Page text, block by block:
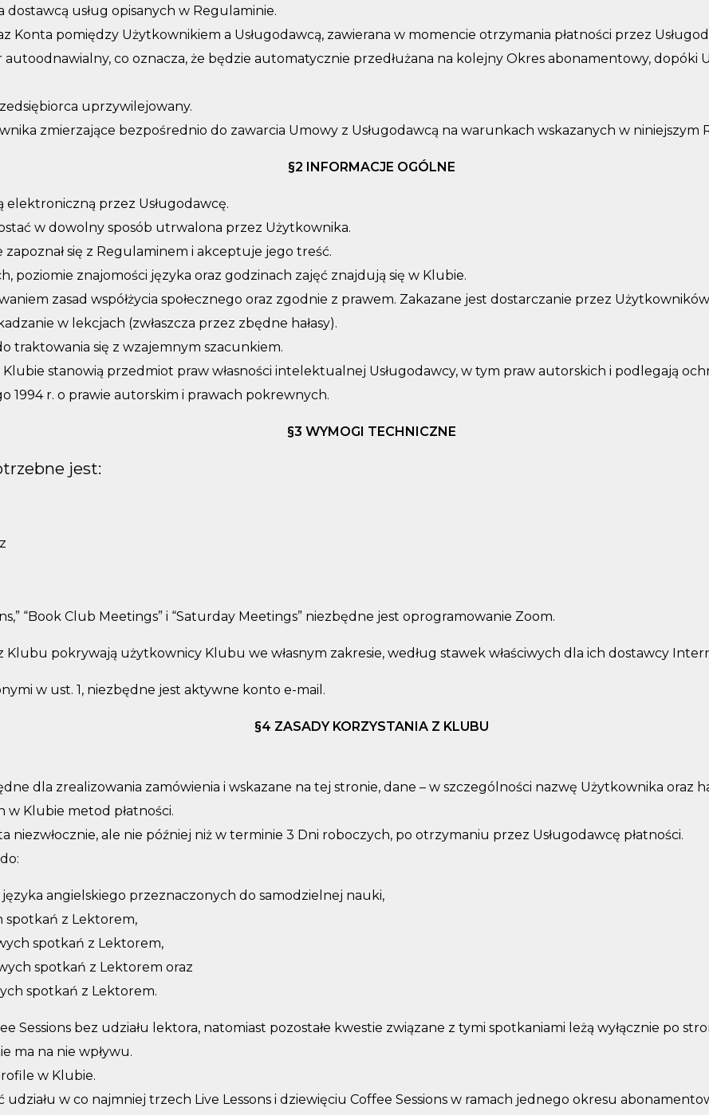
usług opisanych w Regulaminie.
Konta pomiędzy Użytkownikiem a Usługodawcą, zawierana w momencie otrzymania płatności przez
autoodnawialny, co oznacza, że będzie automatycznie przedłużana na kolejny Okres abonamentowy,
uprzywilejowany.
zmierzające bezpośrednio do zawarcia Umowy z Usługodawcą na warunkach wskazanych w niniejszym
§2 INFORMACJE OGÓLNE
elektroniczną przez Usługodawcę.
w dowolny sposób utrwalona przez Użytkownika.
się z Regulaminem i akceptuje jego treść.
poziomie znajomości języka oraz godzinach zajęć znajdują się w Klubie.
zasad współżycia społecznego oraz zgodnie z prawem. Zakazane jest dostarczanie przez
w lekcjach (zwłaszcza przez zbędne hałasy).
traktowania się z wzajemnym szacunkiem.
stanowią przedmiot praw własności intelektualnej Usługodawcy, w tym praw autorskich i podlegają
1994 r. o prawie autorskim i prawach pokrewnych.
§3 WYMOGI TECHNICZNE
jest:
“Book Club Meetings” i “Saturday Meetings” niezbędne jest oprogramowanie Zoom.
pokrywają użytkownicy Klubu we własnym zakresie, według stawek właściwych dla ich dostawcy
w ust. 1, niezbędne jest aktywne konto e-mail.
§4 ZASADY KORZYSTANIA Z KLUBU
dla zrealizowania zamówienia i wskazane na tej stronie, dane – w szczególności nazwę Użytkownika oraz
w Klubie metod płatności.
ale nie później niż w terminie 3 Dni roboczych, po otrzymaniu przez Usługodawcę płatności.
angielskiego przeznaczonych do samodzielnej nauki,
z Lektorem,
spotkań z Lektorem,
spotkań z Lektorem oraz
spotkań z Lektorem.
Sessions bez udziału lektora, natomiast pozostałe kwestie związane z tymi spotkaniami leżą wyłącznie po
ma na nie wpływu.
w Klubie.
w co najmniej trzech Live Lessons i dziewięciu Coffee Sessions w ramach jednego okresu